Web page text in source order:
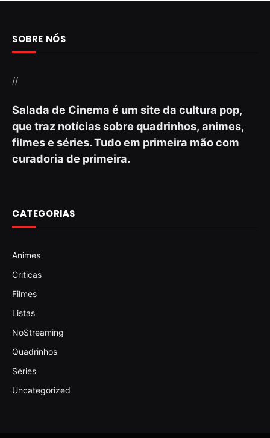
SOBRE NÓS
//
Salada de Cinema é um site da cultura pop,
que traz notícias sobre quadrinhos, animes,
filmes e séries. Tudo em primeira mão com
curadoria de primeira.
CATEGORIAS
Animes
Criticas
Filmes
Listas
NoStreaming
Quadrinhos
Séries
Uncategorized